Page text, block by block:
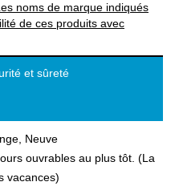
noms de marque indiqués
de ces produits avec
et sûreté
Neuve
ouvrables au plus tôt. (La
vacances)